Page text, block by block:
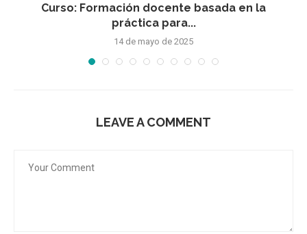
Curso: Formación docente basada en la
práctica para...
14 de mayo de 2025
LEAVE A COMMENT